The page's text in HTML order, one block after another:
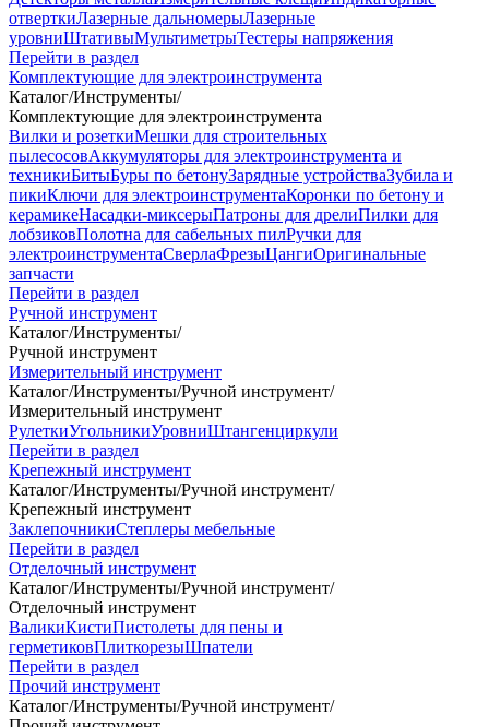
отверткиЛазерные дальномерыЛазерные
уровниШтативыМультиметрыТестеры напряжения
Перейти в раздел
Комплектующие для электроинструмента
Каталог/Инструменты/
Комплектующие для электроинструмента
Вилки и розеткиМешки для строительных
пылесосовАккумуляторы для электроинструмента и
техникиБитыБуры по бетонуЗарядные устройстваЗубила и
пикиКлючи для электроинструментаКоронки по бетону и
керамикеНасадки-миксерыПатроны для дрелиПилки для
лобзиковПолотна для сабельных пилРучки для
электроинструментаСверлаФрезыЦангиОригинальные
запчасти
Перейти в раздел
Ручной инструмент
Каталог/Инструменты/
Ручной инструмент
Измерительный инструмент
Каталог/Инструменты/Ручной инструмент/
Измерительный инструмент
РулеткиУгольникиУровниШтангенциркули
Перейти в раздел
Крепежный инструмент
Каталог/Инструменты/Ручной инструмент/
Крепежный инструмент
ЗаклепочникиСтеплеры мебельные
Перейти в раздел
Отделочный инструмент
Каталог/Инструменты/Ручной инструмент/
Отделочный инструмент
ВаликиКистиПистолеты для пены и
герметиковПлиткорезыШпатели
Перейти в раздел
Прочий инструмент
Каталог/Инструменты/Ручной инструмент/